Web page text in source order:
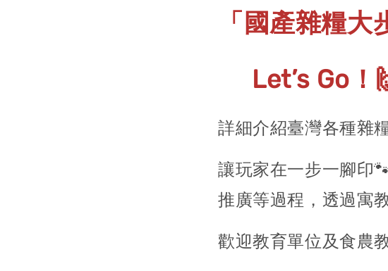
「國產雜糧大
Let’s Go！
詳細介紹臺灣各種雜
讓玩家在一步一腳印
推廣等過程，透過寓
歡迎教育單位及食農